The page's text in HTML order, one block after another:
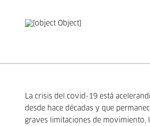
La crisis del covid-19 está
desde hace décadas y que
graves limitaciones de movimiento,